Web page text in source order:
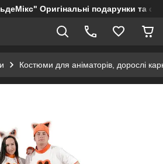
Оригінальні подарунки та
Костюми для аніматорів, дорослі